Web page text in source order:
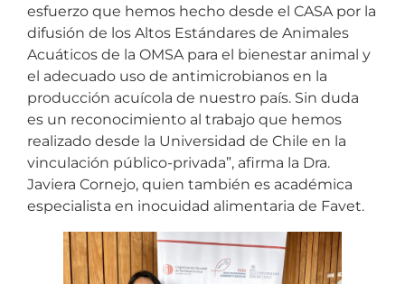
esfuerzo que hemos hecho desde el CASA por la
difusión de los Altos Estándares de Animales
Acuáticos de la OMSA para el bienestar animal y
el adecuado uso de antimicrobianos en la
producción acuícola de nuestro país. Sin duda
es un reconocimiento al trabajo que hemos
realizado desde la Universidad de Chile en la
vinculación público-privada”, afirma la Dra.
Javiera Cornejo, quien también es académica
especialista en inocuidad alimentaria de Favet.